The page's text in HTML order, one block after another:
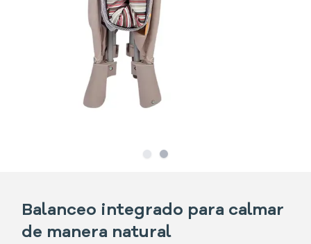
SlideSlide
Balanceo integrado para calmar
de manera natural